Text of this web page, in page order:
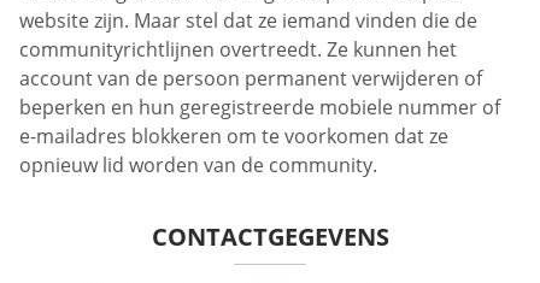
website zijn. Maar stel dat ze iemand vinden die de
communityrichtlijnen overtreedt. Ze kunnen het
account van de persoon permanent verwijderen of
beperken en hun geregistreerde mobiele nummer of
e-mailadres blokkeren om te voorkomen dat ze
opnieuw lid worden van de community.
CONTACTGEGEVENS